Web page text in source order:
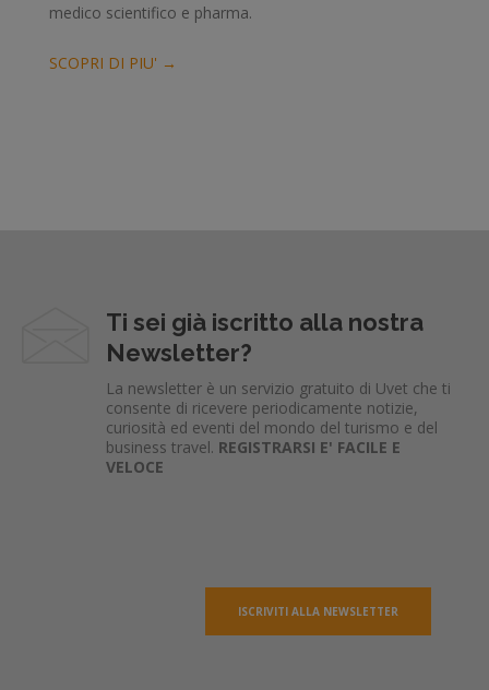
medico scientifico e pharma.
SCOPRI DI PIU' →
Ti sei già iscritto alla nostra
Newsletter?
La newsletter è un servizio gratuito di Uvet che ti
consente di ricevere periodicamente notizie,
curiosità ed eventi del mondo del turismo e del
business travel. REGISTRARSI E' FACILE E
VELOCE
ISCRIVITI ALLA NEWSLETTER